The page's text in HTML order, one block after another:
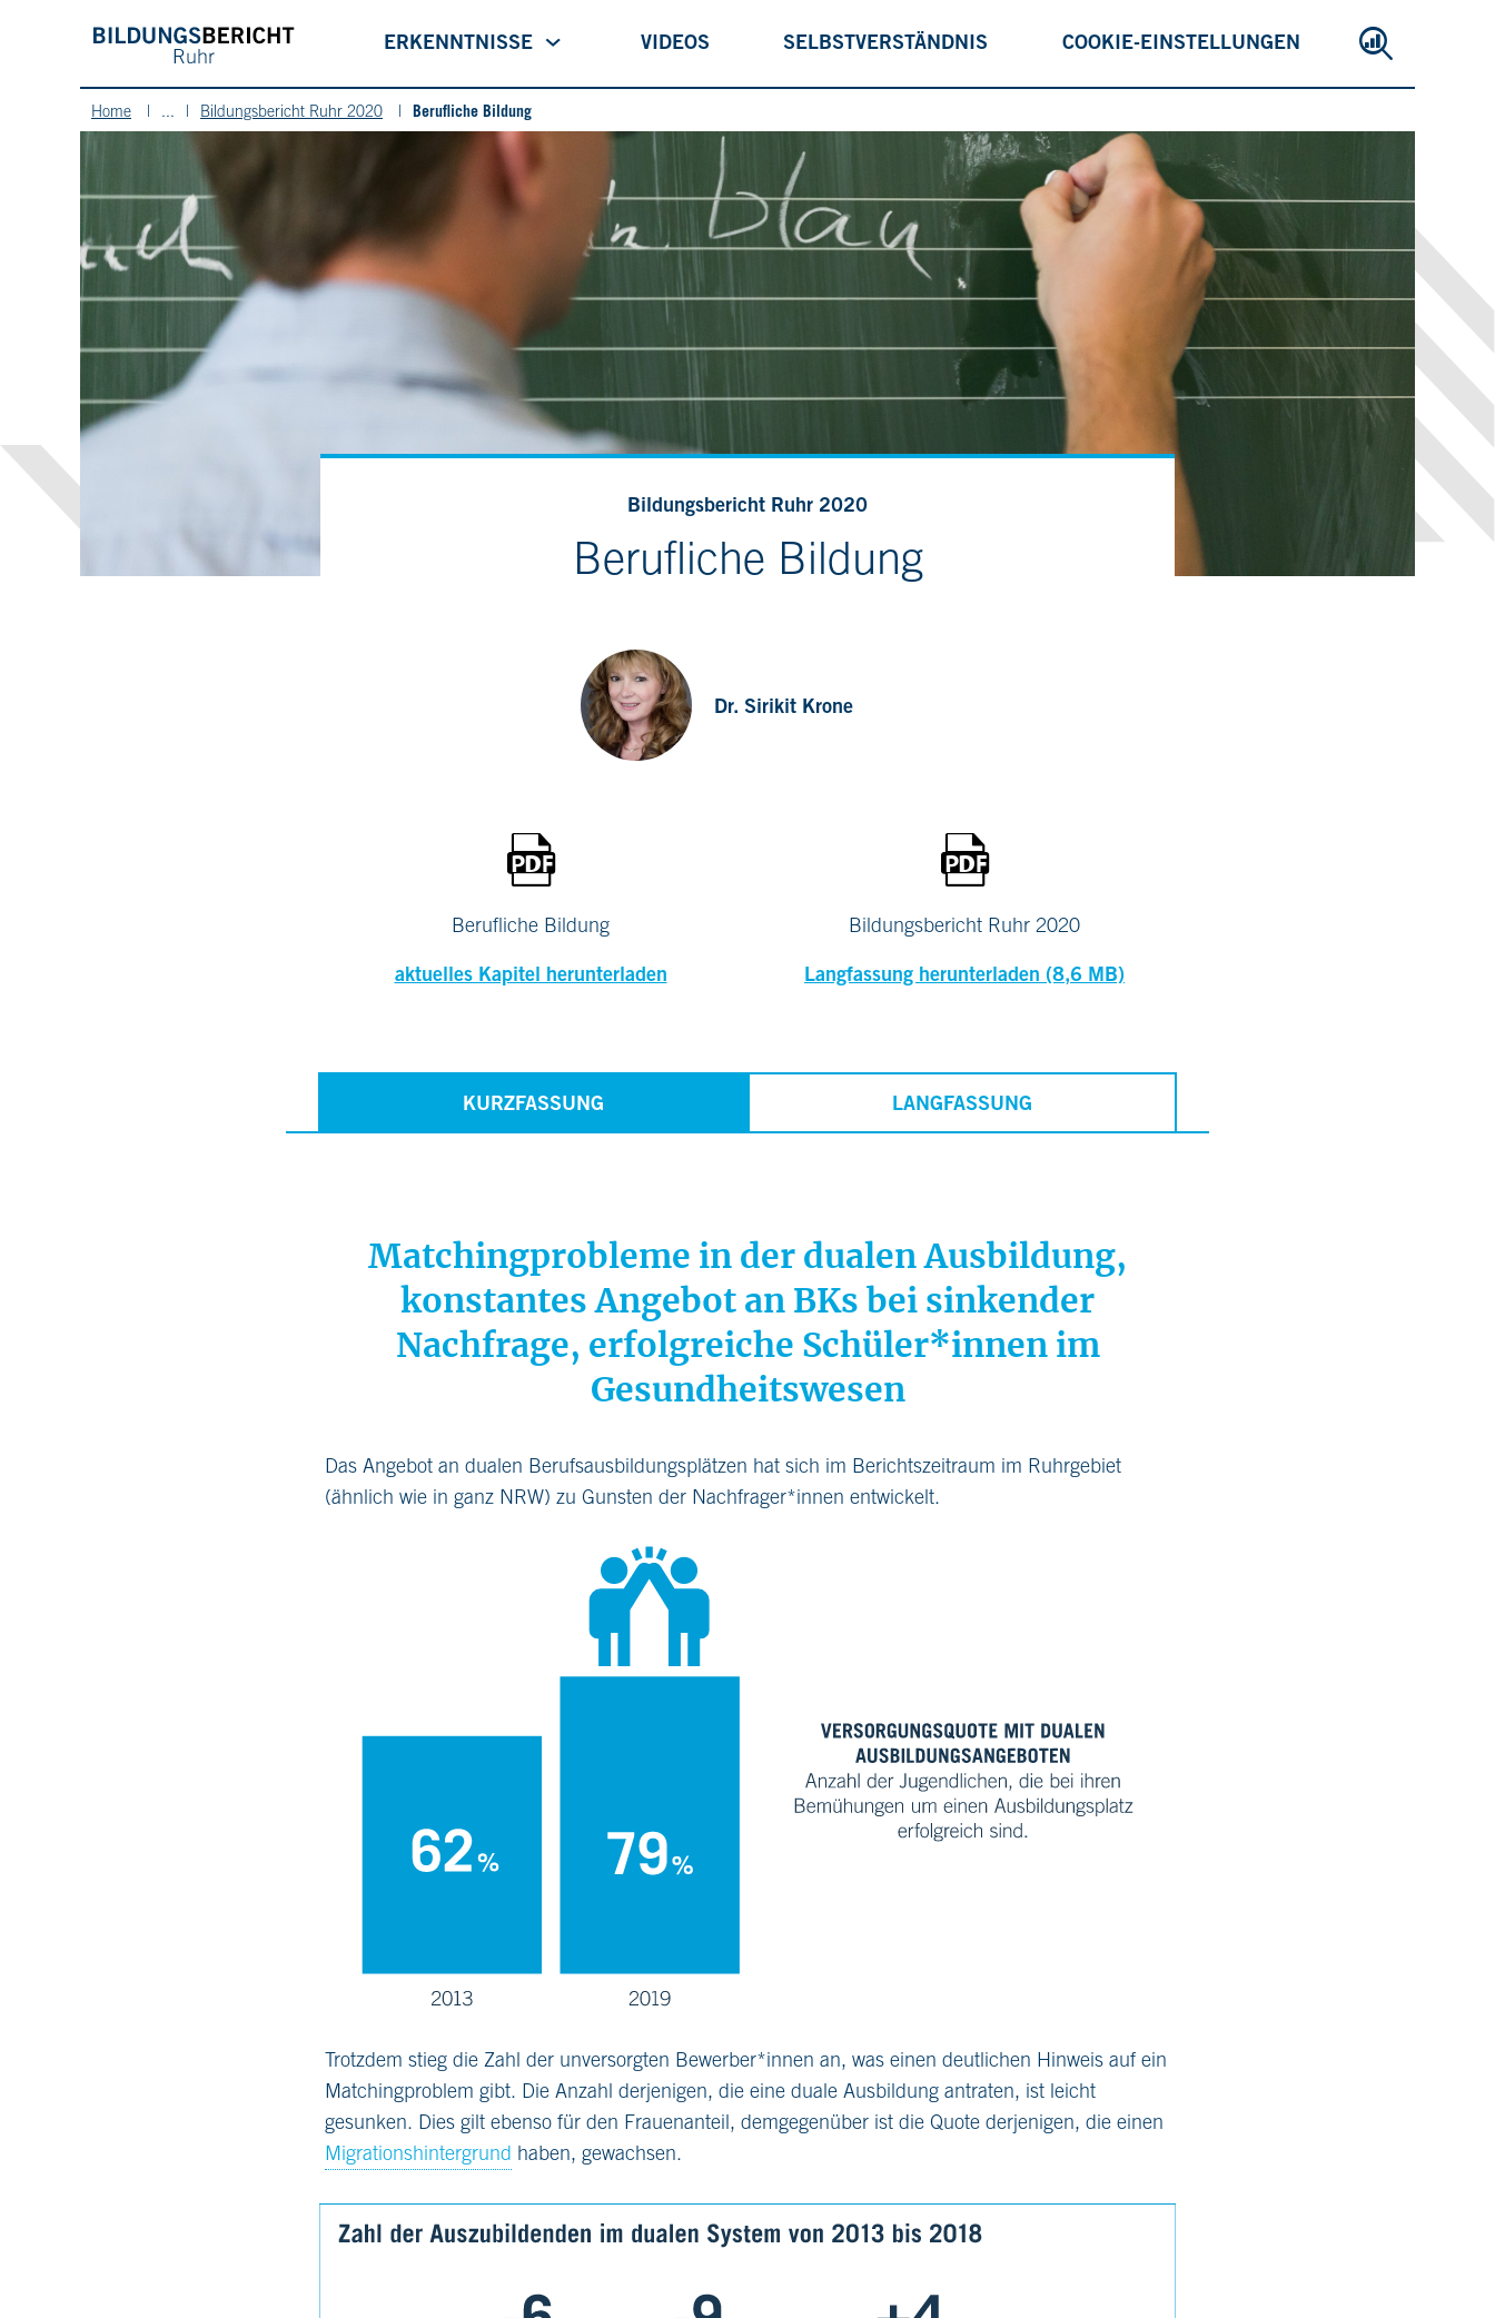
ERKENNTNISSE VIDEOS SELBSTVERSTÄNDNIS COOKIE-EINSTELLUNGEN
Home ... Bildungsbericht Ruhr 2020 Berufliche Bildung
Bildungsbericht Ruhr 2020
Berufliche Bildung
Dr. Sirikit Krone
Berufliche Bildung
aktuelles Kapitel herunterladen
Bildungsbericht Ruhr 2020
Langfassung herunterladen (8,6 MB)
KURZFASSUNG
Matchingprobleme in der dualen Ausbildung,
konstantes Angebot an BKs bei sinkender
Nachfrage, erfolgreiche Schüler*innen im
Gesundheitswesen
Das Angebot an dualen Berufsausbildungsplätzen hat sich im Berichtszeitraum im Ruhrgebiet
(ähnlich wie in ganz NRW) zu Gunsten der Nachfrager*innen entwickelt.
Trotzdem stieg die Zahl der unversorgten Bewerber*innen an, was einen deutlichen Hinweis auf ein
Matchingproblem gibt. Die Anzahl derjenigen, die eine duale Ausbildung antraten, ist leicht
gesunken. Dies gilt ebenso für den Frauenanteil, demgegenüber ist die Quote derjenigen, die einen
Migrationshintergrund haben, gewachsen.
LANGFASSUNG